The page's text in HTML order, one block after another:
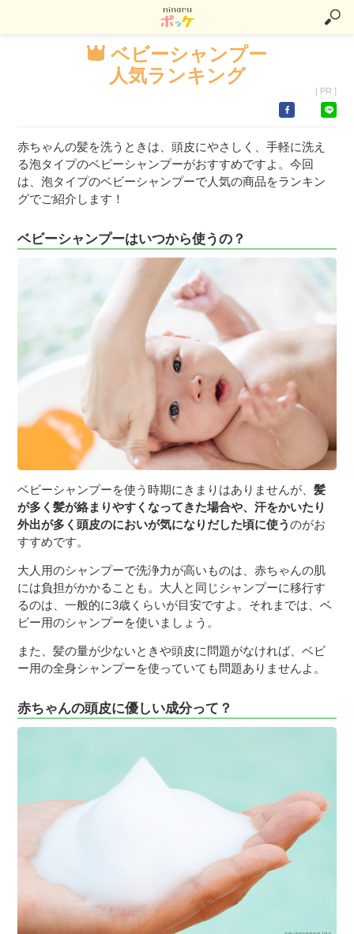
ベビーシャンプー
人気ランキング
[ PR ]
赤ちゃんの髪を洗うときは、頭皮にやさしく、手軽に洗え
る泡タイプのベビーシャンプーがおすすめですよ。今回
は、泡タイプのベビーシャンプーで人気の商品をランキン
グでご紹介します！
ベビーシャンプーはいつから使うの？
ベビーシャンプーを使う時期にきまりはありませんが、髪
が多く髪が絡まりやすくなってきた場合や、汗をかいたり
外出が多く頭皮のにおいが気になりだした頃に使うのがお
すすめです。
大人用のシャンプーで洗浄力が高いものは、赤ちゃんの肌
には負担がかかることも。大人と同じシャンプーに移行す
るのは、一般的に3歳くらいが目安ですよ。それまでは、ベ
ビー用のシャンプーを使いましょう。
また、髪の量が少ないときや頭皮に問題がなければ、ベビ
ー用の全身シャンプーを使っていても問題ありませんよ。
赤ちゃんの頭皮に優しい成分って？